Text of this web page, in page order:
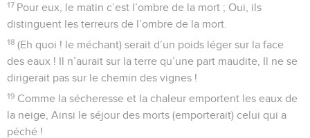
17 Pour eux, le matin c’est l’ombre de la mort ; Oui, ils
distinguent les terreurs de l’ombre de la mort.
18 (Eh quoi ! le méchant) serait d’un poids léger sur la face
des eaux ! Il n’aurait sur la terre qu’une part maudite, Il ne se
dirigerait pas sur le chemin des vignes !
19 Comme la sécheresse et la chaleur emportent les eaux de
la neige, Ainsi le séjour des morts (emporterait) celui qui a
péché !